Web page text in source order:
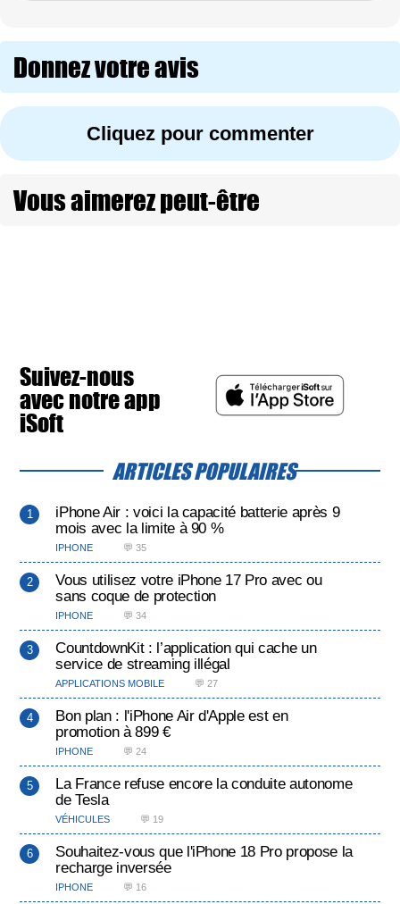
Donnez votre avis
Cliquez pour commenter
Vous aimerez peut-être
Suivez-nous
avec notre app
iSoft
ARTICLES POPULAIRES
iPhone Air : voici la capacité batterie après 9
mois avec la limite à 90 %
IPHONE 💬 35
Vous utilisez votre iPhone 17 Pro avec ou
sans coque de protection
IPHONE 💬 34
CountdownKit : l’application qui cache un
service de streaming illégal
APPLICATIONS MOBILE 💬 27
Bon plan : l'iPhone Air d'Apple est en
promotion à 899 €
IPHONE 💬 24
La France refuse encore la conduite autonome
de Tesla
VÉHICULES 💬 19
Souhaitez-vous que l'iPhone 18 Pro propose la
recharge inversée
IPHONE 💬 16